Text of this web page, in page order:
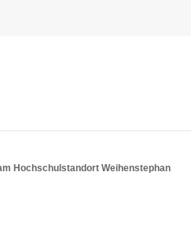
Hochschulstandort Weihenstephan